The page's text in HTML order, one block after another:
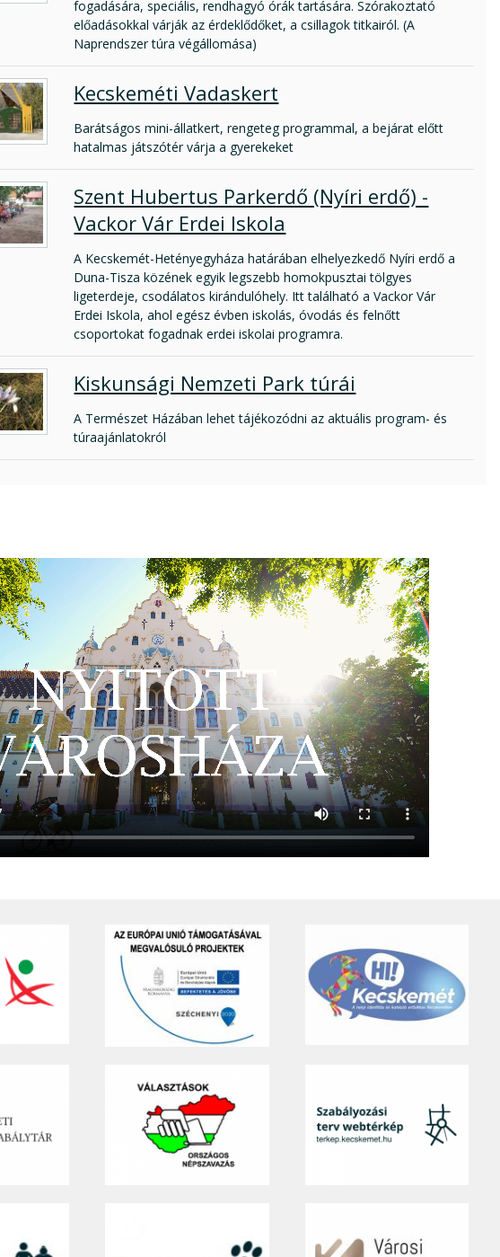
fogadására, speciális, rendhagyó órák tartására. Szórakoztató
előadásokkal várják az érdeklődőket, a csillagok titkairól. (A
Naprendszer túra végállomása)
Kecskeméti Vadaskert
Barátságos mini-állatkert, rengeteg programmal, a bejárat előtt
hatalmas játszótér várja a gyerekeket
Szent Hubertus Parkerdő (Nyíri erdő) -
Vackor Vár Erdei Iskola
A Kecskemét-Hetényegyháza határában elhelyezkedő Nyíri erdő a
Duna-Tisza közének egyik legszebb homokpusztai tölgyes
ligeterdeje, csodálatos kirándulóhely. Itt található a Vackor Vár
Erdei Iskola, ahol egész évben iskolás, óvodás és felnőtt
csoportokat fogadnak erdei iskolai programra.
Kiskunsági Nemzeti Park túrái
A Természet Házában lehet tájékozódni az aktuális program- és
túraajánlatokról